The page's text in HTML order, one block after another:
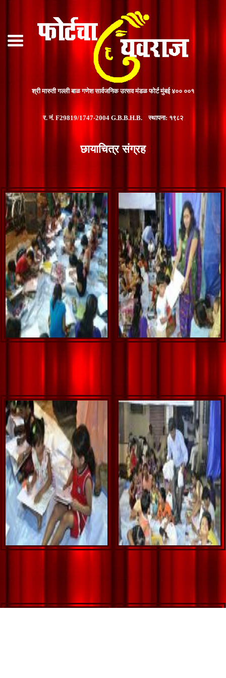
श्री मारुती गल्ली बाळ गणेश सार्वजनिक उत्सव मंडळ फोर्ट मुंबई ४०० ००१
र. नं. F29819/1747-2004 G.B.B.H.B. स्थापना: १९८२
छायाचित्र संग्रह